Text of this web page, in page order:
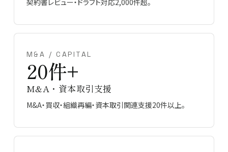
契約書レビュー・ドラフト対応2,000件超。
M&A / CAPITAL
20件+
M&A・資本取引支援
M&A・買収・組織再編・資本取引関連支援20件以上。